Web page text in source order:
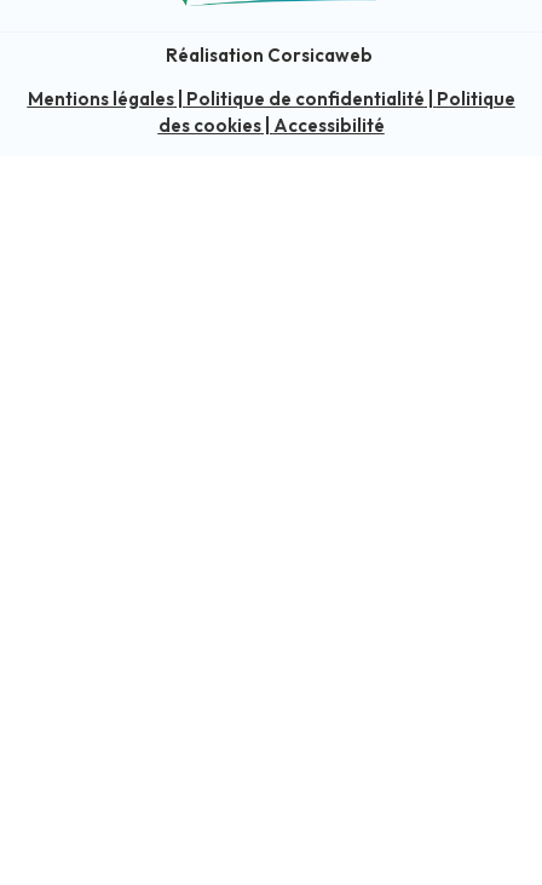
Réalisation Corsicaweb
Mentions légales| Politique de confidentialité
Politique
des cookies| Accessibilité